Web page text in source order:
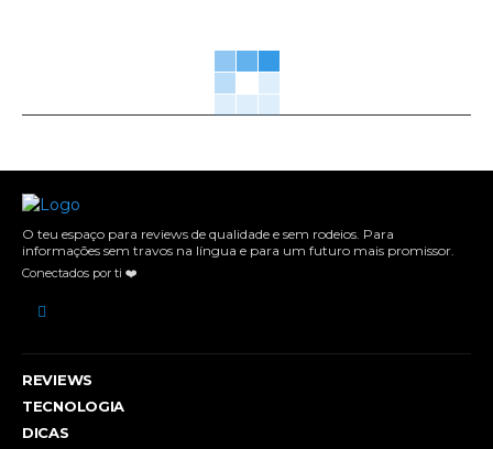
O teu espaço para reviews de qualidade e sem rodeios. Para
informações sem travos na língua e para um futuro mais promissor.
Conectados por ti ❤️
REVIEWS
TECNOLOGIA
DICAS